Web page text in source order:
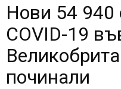
Нови 54 940
COVID-19
починали